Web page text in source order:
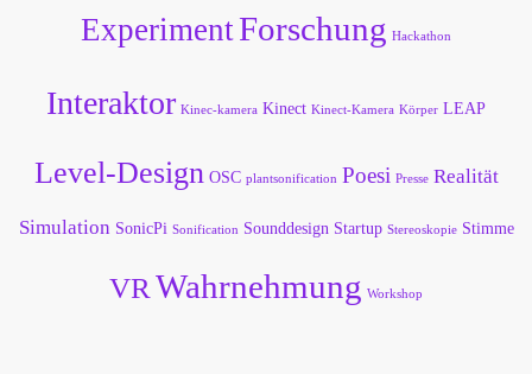
ExperimentForschung Hackathon
Interaktor Kinec-kamera Kinect Kinect-Kamera Körper LEAP
Level-Design OSC plantsonification Poesi Presse Realität
Simulation SonicPi Sonification Sounddesign Startup Stereoskopie Stimme
VR Wahrnehmung Workshop